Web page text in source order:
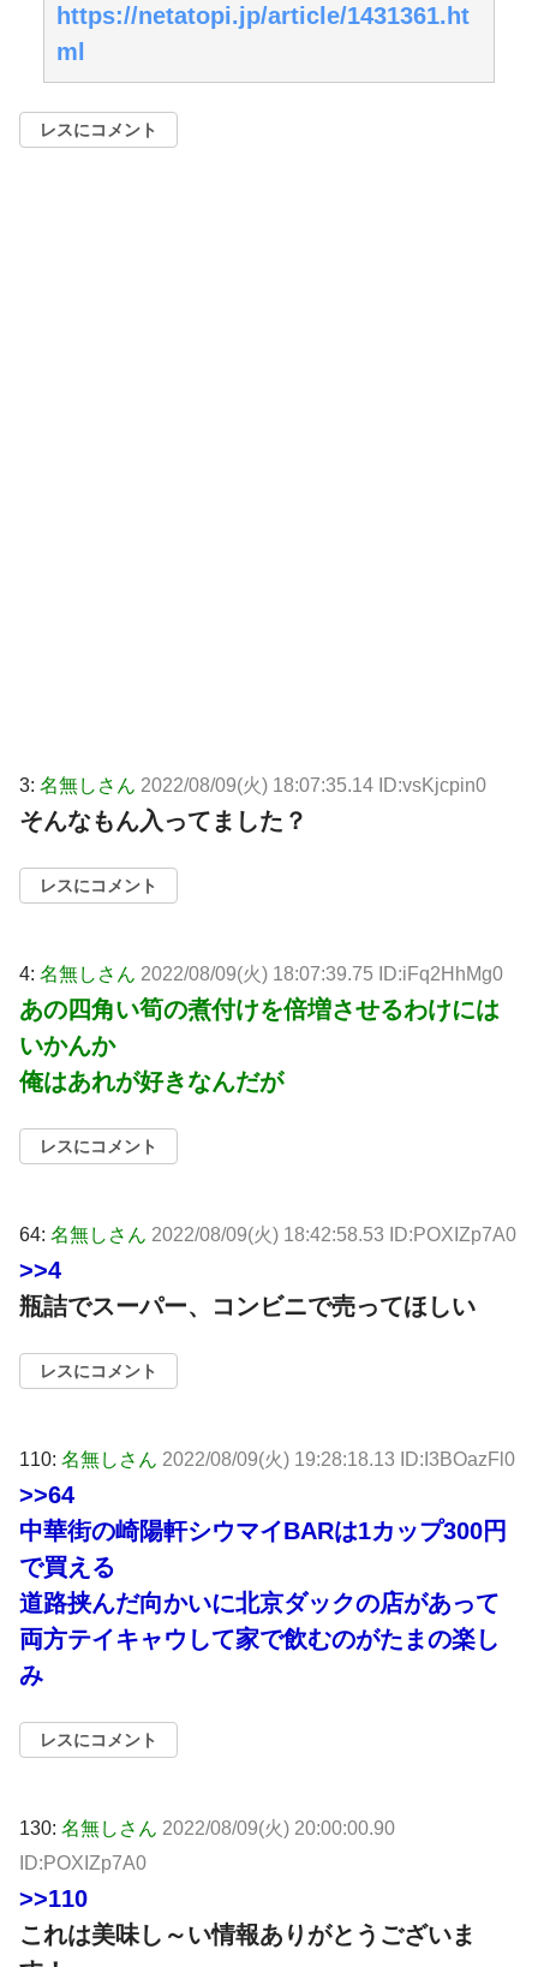
https://netatopi.jp/article/1431361.ht
ml
レスにコメント
3: 名無しさん 2022/08/09(火) 18:07:35.14 ID:vsKjcpin0
そんなもん入ってました？
レスにコメント
4: 名無しさん 2022/08/09(火) 18:07:39.75 ID:iFq2HhMg0
あの四角い筍の煮付けを倍増させるわけには
いかんか
俺はあれが好きなんだが
レスにコメント
64: 名無しさん 2022/08/09(火) 18:42:58.53 ID:POXIZp7A0
>>4
瓶詰でスーパー、コンビニで売ってほしい
レスにコメント
110: 名無しさん 2022/08/09(火) 19:28:18.13 ID:I3BOazFl0
>>64
中華街の崎陽軒シウマイBARは1カップ300円
で買える
道路挟んだ向かいに北京ダックの店があって
両方テイキャウして家で飲むのがたまの楽し
み
レスにコメント
130: 名無しさん 2022/08/09(火) 20:00:00.90
ID:POXIZp7A0
>>110
これは美味し～い情報ありがとうございま